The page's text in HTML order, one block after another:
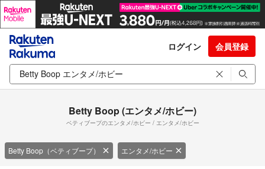
ログイン 会員登録
Betty Boop (エンタメ/ホビー)
ベティブープのエンタメ/ホビー / エンタメ/ホビー
Betty Boop（ベティブープ） エンタメ/ホビー